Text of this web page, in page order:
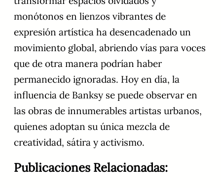
monótonos en lienzos vibrantes de
expresión artística ha desencadenado un
movimiento global, abriendo vías para voces
que de otra manera podrían haber
permanecido ignoradas. Hoy en día, la
influencia de Banksy se puede observar en
las obras de innumerables artistas urbanos,
quienes adoptan su única mezcla de
creatividad, sátira y activismo.
Publicaciones Relacionadas: